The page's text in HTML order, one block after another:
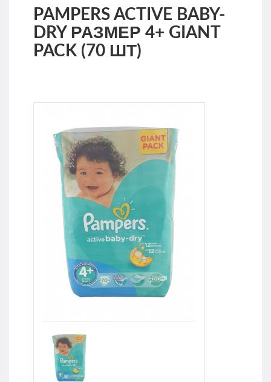
PAMPERS ACTIVE BABY-
DRY РАЗМЕР 4+ GIANT
PACK (70 ШТ)